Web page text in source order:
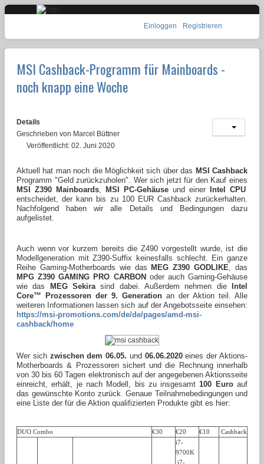
Einloggen Registrieren
MSI Cashback-Programm für Mainboards -
noch knapp eine Woche
Details
Geschrieben von Marcel Büttner
Veröffentlicht: 02. Juni 2020
Aktuell hat man noch die Möglichkeit sich über das MSI Cashback
Programm "Geld zurückzuholen". Wer sich jetzt für den Kauf eines
MSI Z390 Mainboards
MSI PC-Gehäuse und einer Intel CPU
entscheidet, der kann bis zu 100 EUR Cashback zurückerhalten.
Nachfolgend haben wir alle Details und Bedingungen dazu
aufgelistet.
Auch wenn vor kurzem bereits die Z490 vorgestellt wurde, ist die
Modellgeneration mit Z390-Suffix keinesfalls schlecht. Ein ganze
Reihe Gaming-Motherboards wie dasMEG Z390 GODLIKE , das
MPG Z390 GAMING PRO CARBONoder auch Gaming-Gehäuse
wie das MEG Sekira sind dabei. Außerdem nehmen dieIntel
Core™ Prozessoren der 9. Generation an der Aktion teil. Alle
weiteren Informationen lassen sich auf der Angebotsseite einsehen:
https://msi-promotions.com/de/de/pages/amd-msi-
cashback/home
Wer sich zwischen dem 06.05. und 06.06.2020eines der Aktions-
Motherboards & Prozessoren sichert und die Rechnung innerhalb
von 30 bis 60 Tagen elektronisch auf der angegebenen Aktionsseite
einreicht, erhält, je nach Modell, bis zu insgesamt 100 Euroauf
das gewünschte Konto zurück. Genaue Teilnahmebedingungen und
eine Liste der für die Aktion qualifizierten Produkte gibt es hier:
DUO Combo €30 €20 €10 Cashback
i7-
9700K
i7-